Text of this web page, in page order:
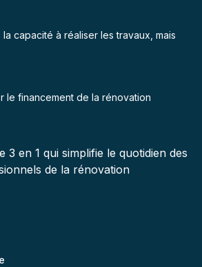
la capacité à réaliser les travaux, mais
le financement de la rénovation
3 en 1 qui simplifie le quotidien des
de la rénovation